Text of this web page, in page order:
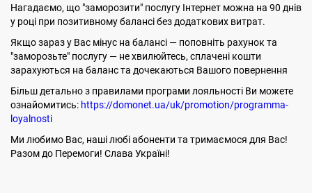
Нагадаємо, що "заморозити" послугу Інтернет можна на 90 днів
у році при позитивному балансі без додаткових витрат.
Якщо зараз у Вас мінус на балансі — поповніть рахунок та
"заморозьте" послугу — не хвилюйтесь, сплачені кошти
зарахуються на баланс та дочекаються Вашого повернення
Більш детально з правилами програми лояльності Ви можете
ознайомитись: https://domonet.ua/uk/promotion/programma-
loyalnosti
Ми любимо Вас, наші любі абоненти та тримаємося для Вас!
Разом до Перемоги! Слава Україні!